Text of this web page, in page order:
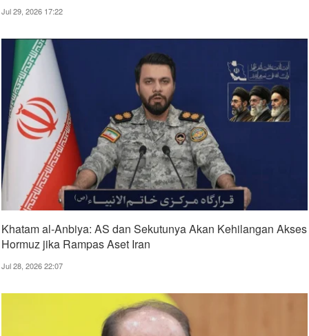
Jul 29, 2026 17:22
Khatam al-Anbiya: AS dan Sekutunya Akan Kehilangan Akses
Hormuz jika Rampas Aset Iran
Jul 28, 2026 22:07